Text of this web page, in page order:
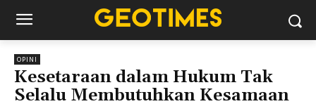
OPINI
Kesetaraan dalam Hukum Tak
Selalu Membutuhkan Kesamaan